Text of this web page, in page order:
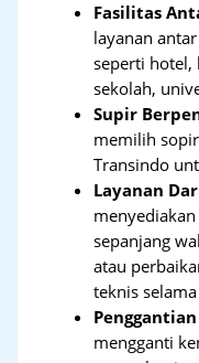
Fasilitas
layanan
seperti hotel,
sekolah,
Supir
memilih
Transindo
Layanan
sepanjang
atau
teknis
mengganti